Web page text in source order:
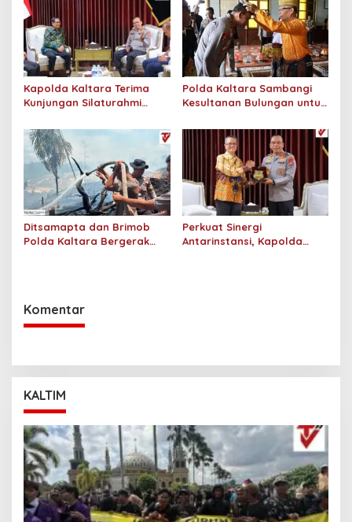
Kepada Masyarakat
Kapolda Kaltara Terima
Kunjungan Silaturahmi
Kaltara
Polda Kaltara Sambangi
Kesultanan Bulungan untuk
Ditsamapta dan Brimob
Polda Kaltara Bergerak
Perkuat Sinergi
Antarinstansi, Kapolda
Komentar
KALTIM